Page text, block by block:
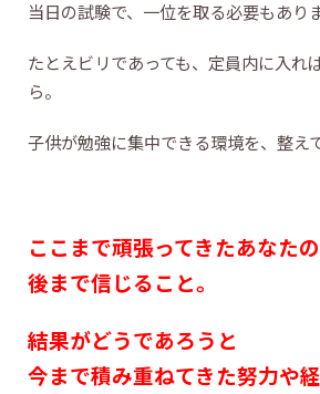
当日の試験で、一位を取る必要もあり
たとえビリであっても、定員内に入れ
ら。
子供が勉強に集中できる環境を、整え
ここまで頑張ってきたあなた
後まで信じること。
結果がどうであろうと
今まで積み重ねてきた努力や経